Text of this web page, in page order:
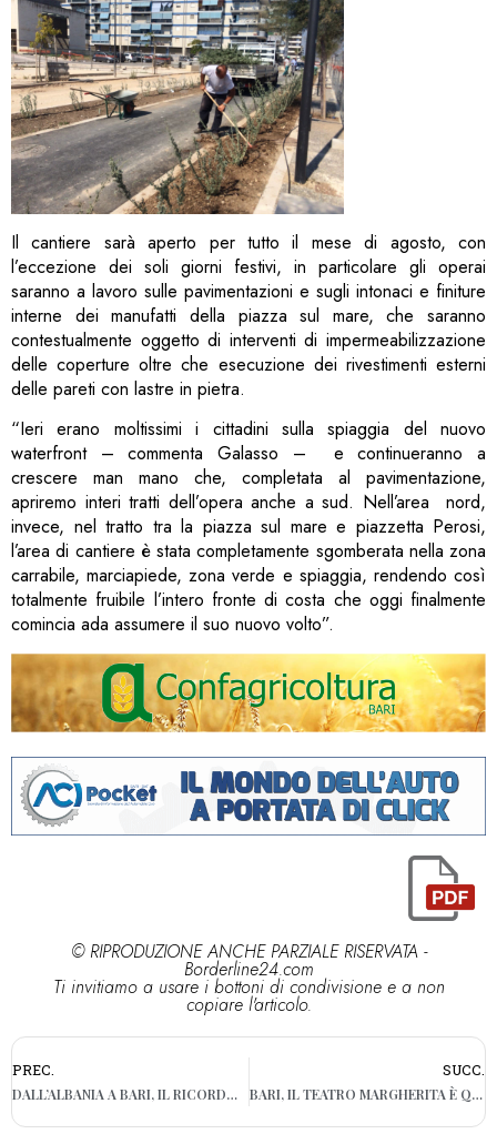
Il cantiere sarà aperto per tutto il mese di agosto, con
l’eccezione dei soli giorni festivi, in particolare gli operai
saranno a lavoro sulle pavimentazioni e sugli intonaci e finiture
interne dei manufatti della piazza sul mare, che saranno
contestualmente oggetto di interventi di impermeabilizzazione
delle coperture oltre che esecuzione dei rivestimenti esterni
delle pareti con lastre in pietra.
“Ieri erano moltissimi i cittadini sulla spiaggia del nuovo
waterfront – commenta Galasso – e continueranno a
crescere man mano che, completata al pavimentazione,
apriremo interi tratti dell’opera anche a sud. Nell’area nord,
invece, nel tratto tra la piazza sul mare e piazzetta Perosi,
l’area di cantiere è stata completamente sgomberata nella zona
carrabile, marciapiede, zona verde e spiaggia, rendendo così
totalmente fruibile l’intero fronte di costa che oggi finalmente
comincia ada assumere il suo nuovo volto”.
© RIPRODUZIONE ANCHE PARZIALE RISERVATA -
Borderline24.com
Ti invitiamo a usare i bottoni di condivisione e a non
copiare l'articolo.
PREC.
DALL’ALBANIA A BARI, IL RICORDO DI FAUSTO A 27 ANNI DALLO SBARCO DELLA VLORA: “SE FOSSIMO ARRIVATI OGGI? ACCOGLIENZA DIVERSA”
SUCC.
BARI, IL TEATRO MARGHERITA È QUASI PRONTO: AD OTTOBRE L’APERTURA AL PUBBLICO